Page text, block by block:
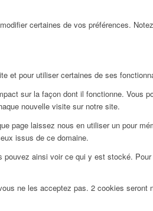
certaines de vos préférences.
et pour utiliser certaines de ses
sur la façon dont il fonctionne. Vous
nouvelle visite sur notre site.
page laissez nous en utiliser un pour
issus de ce domaine.
ainsi voir ce qui y est stocké.
ne les acceptez pas. 2 cookies